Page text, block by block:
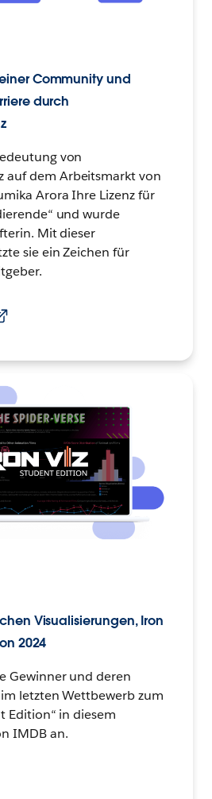
Community und
durch
von
auf dem Arbeitsmarkt von
Arora Ihre Lizenz für
und wurde
Mit dieser
sie ein Zeichen für
Visualisierungen, Iron
2024
Gewinner und deren
letzten Wettbewerb zum
Edition“ in diesem
IMDB an.